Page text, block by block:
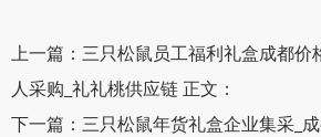
上一篇：三只松鼠员工福利礼盒成都价
人采购_礼礼桃供应链 正文：
下一篇：三只松鼠年货礼盒企业集采_